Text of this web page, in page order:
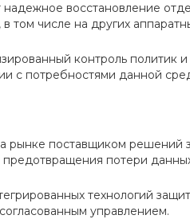
восстановление
числе на других
контроль политик
с потребностями данной
рынке поставщиком решений
потери
технологий
управлением.